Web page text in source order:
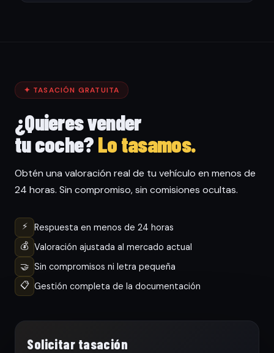
✦ TASACIÓN GRATUITA
¿Quieres vender
tu coche?Lo tasamos.
Obtén una valoración real de tu vehículo en menos de
24 horas. Sin compromiso, sin comisiones ocultas.
⚡
Respuesta en menos de 24 horas
💰 Valoración ajustada al mercado actual
🤝 Sin compromisos ni letra pequeña
📋 Gestión completa de la documentación
Solicitar tasación